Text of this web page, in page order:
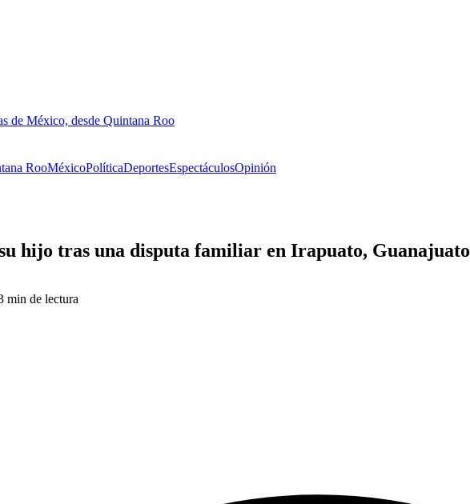
de México, desde Quintana Roo
RooMéxicoPolíticaDeportesEspectáculosOpinión
su hijo tras una disputa familiar en Irapuato, Guanajuato
min de lectura